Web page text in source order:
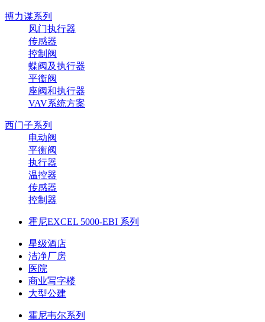
搏力谋系列
风门执行器
传感器
控制阀
蝶阀及执行器
平衡阀
座阀和执行器
VAV系统方案
西门子系列
电动阀
平衡阀
执行器
温控器
传感器
控制器
霍尼EXCEL 5000-EBI 系列
星级酒店
洁净厂房
医院
商业写字楼
大型公建
霍尼韦尔系列